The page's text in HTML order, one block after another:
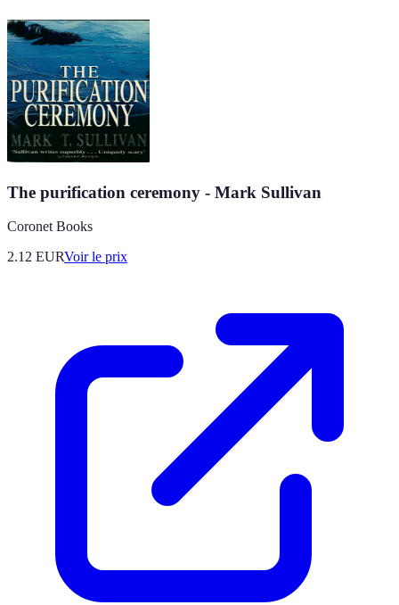
The purification ceremony - Mark Sullivan
Coronet Books
2.12 EURVoir le prix